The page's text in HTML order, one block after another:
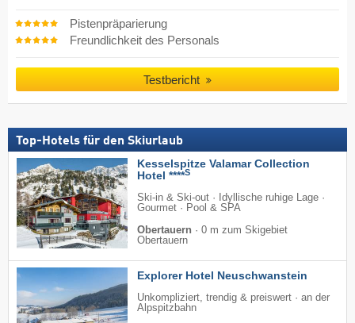
Pistenpräparierung
Freundlichkeit des Personals
Testbericht
Top-Hotels für den Skiurlaub
Kesselspitze Valamar Collection
Hotel ****S
Ski-in & Ski-out · Idyllische ruhige Lage ·
Gourmet · Pool & SPA
Obertauern · 0 m zum Skigebiet
Obertauern
Explorer Hotel Neuschwanstein
Unkompliziert, trendig & preiswert · an der
Alpspitzbahn